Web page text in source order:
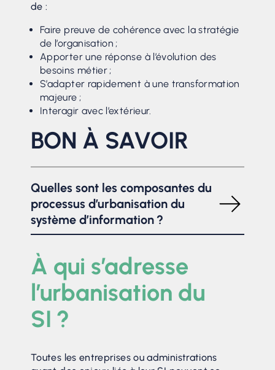
de :
Faire preuve de cohérence avec la stratégie
de l’organisation ;
Apporter une réponse à l’évolution des
besoins métier ;
S’adapter rapidement à une transformation
majeure ;
Interagir avec l’extérieur.
BON À SAVOIR
Quelles sont les composantes du
processus d’urbanisation du
système d’information ?
s’articule autour de 5 éléments :
Le pilotage ;
Le cadre et les plans d’urbanisme ;
L’infrastructure fonctionnelle ;
Les relations avec le projet ;
À qui s’adresse
l’urbanisation du
SI ?
Toutes les entreprises ou administrations